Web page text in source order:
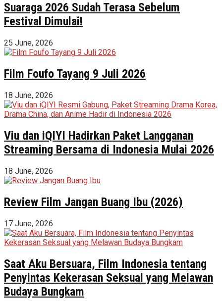
Suaraga 2026 Sudah Terasa Sebelum
Festival Dimulai!
25 June, 2026
Film Foufo Tayang 9 Juli 2026
18 June, 2026
Viu dan iQIYI Hadirkan Paket Langganan
Streaming Bersama di Indonesia Mulai 2026
18 June, 2026
Review Film Jangan Buang Ibu (2026)
17 June, 2026
Saat Aku Bersuara, Film Indonesia tentang
Penyintas Kekerasan Seksual yang Melawan
Budaya Bungkam